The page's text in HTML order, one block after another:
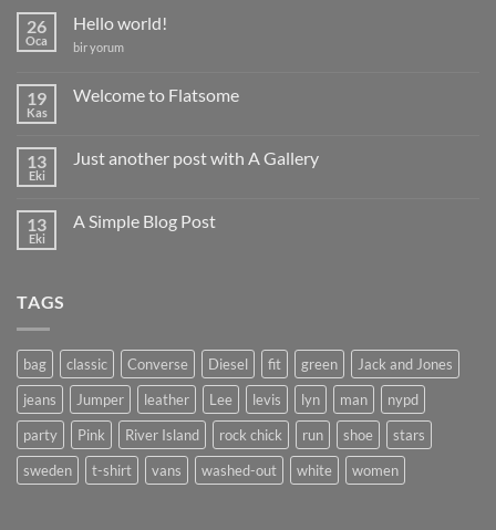
26
Oca
Hello world!
Hello
bir yorum
19
Kas
Welcome to Flatsome
to
13
Eki
Just another post with A Gallery
another
13
Eki
A Simple Blog Post
TAGS
bag classic Converse Diesel fit green
Jack and Jones
jeans
Jumper leather Lee levis lyn man
nypd
party
Pink River Island rock chick run shoe
stars
sweden
t-shirt vans washed-out white women